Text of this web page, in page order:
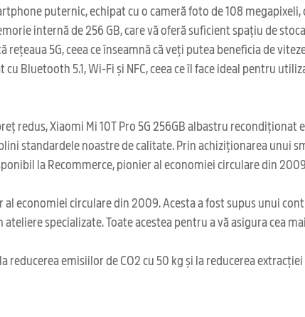
puternic, echipat cu o cameră foto de 108
internă de 256 GB, care vă oferă suficient spațiu de
5G, ceea ce înseamnă că veți putea beneficia de
Bluetooth 5.1, Wi-Fi și NFC, ceea ce îl face ideal pentru
redus, Xiaomi Mi 10T Pro 5G 256GB albastru recondiționat
standardele noastre de calitate. Prin achiziționarea unui
la Recommerce, pionier al economiei circulare din
economiei circulare din 2009. Acesta a fost supus unui
specializate. Toate acestea pentru a vă asigura cea
emisiilor de CO2 cu 50 kg și la reducerea